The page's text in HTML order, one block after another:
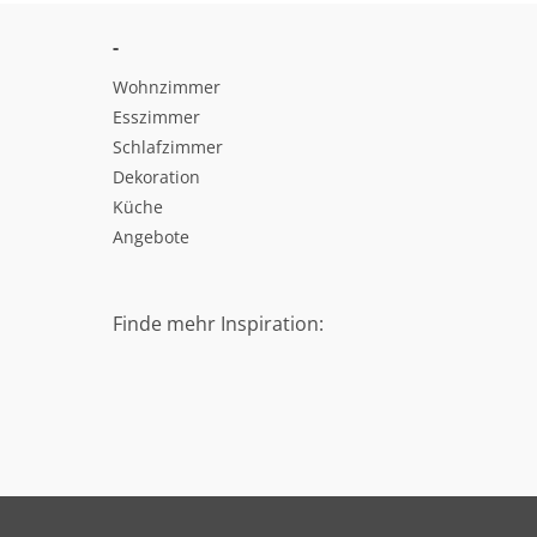
-
Wohnzimmer
Esszimmer
Schlafzimmer
Dekoration
Küche
Angebote
Finde mehr Inspiration: